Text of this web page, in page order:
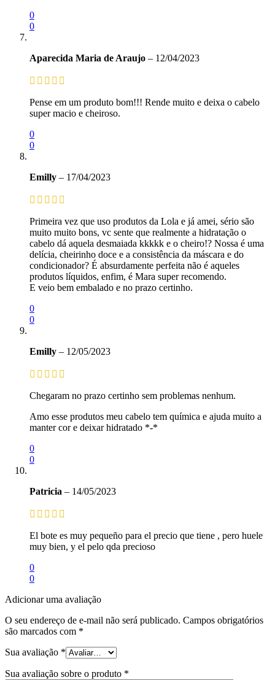
0
0
Aparecida Maria de Araujo – 12/04/2023
Pense em um produto bom!!! Rende muito e deixa o cabelo
super macio e cheiroso.
0
0
Emilly – 17/04/2023
Primeira vez que uso produtos da Lola e já amei, sério são
muito muito bons, vc sente que realmente a hidratação o
cabelo dá aquela desmaiada kkkkk e o cheiro!? Nossa é uma
delícia, cheirinho doce e a consistência da máscara e do
condicionador? É absurdamente perfeita não é aqueles
produtos líquidos, enfim, é Mara super recomendo.
E veio bem embalado e no prazo certinho.
0
0
Emilly – 12/05/2023
Chegaram no prazo certinho sem problemas nenhum.
Amo esse produtos meu cabelo tem química e ajuda muito a
manter cor e deixar hidratado *-*
0
0
Patricia – 14/05/2023
El bote es muy pequeño para el precio que tiene , pero huele
muy bien, y el pelo qda precioso
0
0
Adicionar uma avaliação
O seu endereço de e-mail não será publicado. Campos obrigatórios
são marcados com *
Sua avaliação *
Sua avaliação sobre o produto *